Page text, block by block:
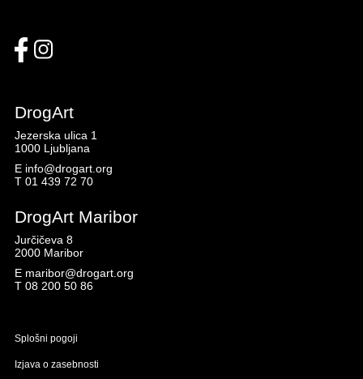
DrogArt
Jezerska ulica 1
1000 Ljubljana
E info@drogart.org
T 01 439 72 70
DrogArt Maribor
Jurčičeva 8
2000 Maribor
E maribor@drogart.org
T 08 200 50 86
Splošni pogoji
Izjava o zasebnosti